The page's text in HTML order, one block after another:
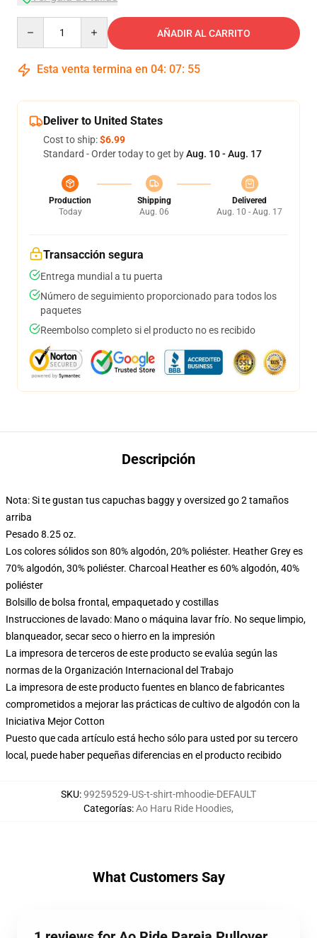
AÑADIR AL CARRITO
Esta venta termina en 04: 07: 54
Deliver to United States
Cost to ship:$6.99
Standard - Order today to get byAug. 10 - Aug. 17
Production
Today
Shipping
Aug. 06
Delivered
Aug. 10 - Aug. 17
Transacción segura
Entrega mundial a tu puerta
Número de seguimiento proporcionado para todos los
paquetes
Reembolso completo si el producto no es recibido
Descripción
Nota: Si te gustan tus capuchas baggy y oversized go 2 tamaños
arriba
Pesado 8.25 oz.
Los colores sólidos son 80% algodón, 20% poliéster. Heather Grey es
70% algodón, 30% poliéster. Charcoal Heather es 60% algodón, 40%
poliéster
Bolsillo de bolsa frontal, empaquetado y costillas
Instrucciones de lavado: Mano o máquina lavar frío. No seque limpio,
blanqueador, secar seco o hierro en la impresión
La impresora de terceros de este producto se evalúa según las
normas de la Organización Internacional del Trabajo
La impresora de este producto fuentes en blanco de fabricantes
comprometidos a mejorar las prácticas de cultivo de algodón con la
Iniciativa Mejor Cotton
Puesto que cada artículo está hecho sólo para usted por su tercero
local, puede haber pequeñas diferencias en el producto recibido
SKU:99259529-US-t-shirt-mhoodie-DEFAULT
Categorías:Ao Haru Ride Hoodies,
What Customers Say